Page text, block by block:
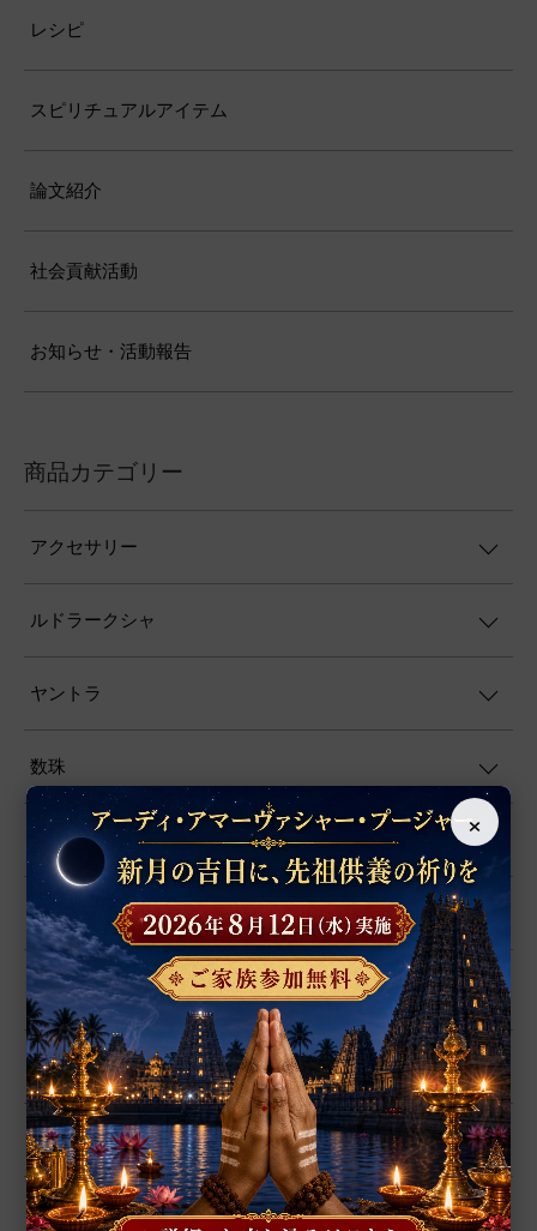
レシピ
スピリチュアルアイテム
論文紹介
社会貢献活動
お知らせ・活動報告
商品カテゴリー
アクセサリー
ルドラークシャ
ヤントラ
数珠
置物
シャーラグラーマ
お香
プージャー用品
プージャー・サービス
ファブリック
×